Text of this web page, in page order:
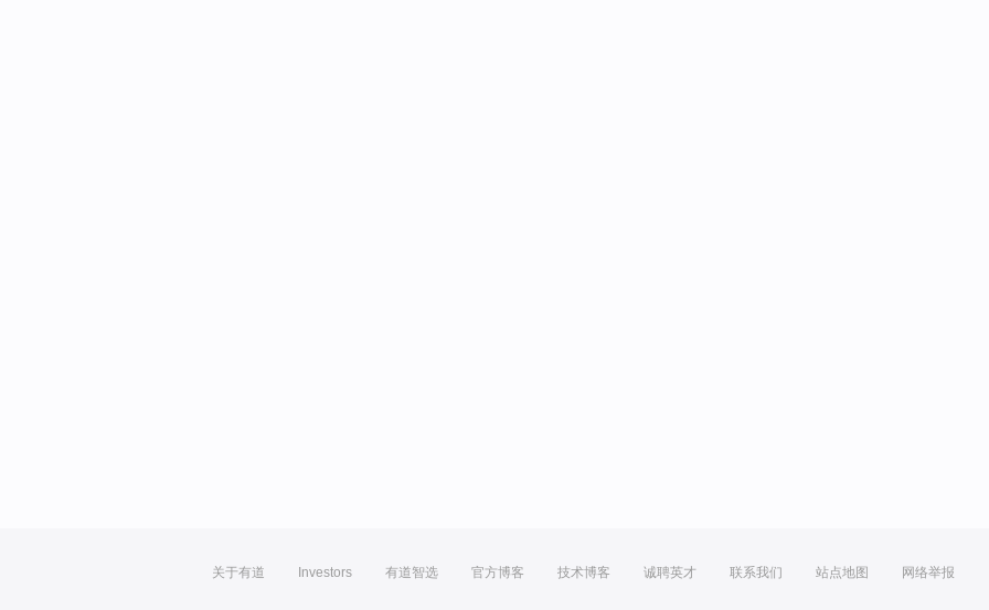
关于有道 Investors 有道智选 官方博客 技术博客 诚聘英才 联系我们 站点地图 网络举报